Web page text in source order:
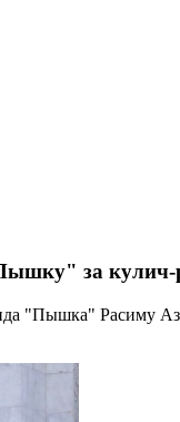
за кулич-
"Пышка" Расиму